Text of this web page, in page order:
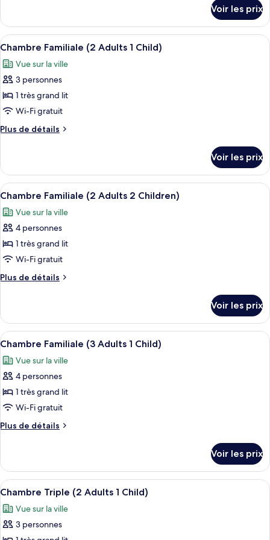
Chambre
Triple
le
type
de
Chambre
Triple
Voir les prix
Afficher
toutes
les
photos
pour
ce
type
de
Chambre
Familiale
(2
Adults
1
Child)
Une chambre d’hôtel avec un lit, un
3
Chambre Familiale (2 Adults 1 Child)
Vue sur la ville
3 personnes
1 très grand lit
Wi-Fi gratuit
Plus de détails
Plus
le
type
de
Chambre
Familiale
Adults
Voir les prix
Afficher
toutes
les
photos
pour
ce
type
de
Chambre
Familiale
(2
Adults
2
Children)
Une chambre d’hôtel avec un lit, un
3
Chambre Familiale (2 Adults 2 Children)
Vue sur la ville
4 personnes
1 très grand lit
Wi-Fi gratuit
Plus de détails
Plus
le
type
de
Chambre
Familiale
Adults
2
Voir les prix
Afficher
toutes
les
photos
pour
ce
type
de
Chambre
Familiale
(3
Adults
1
Child)
Une chambre d’hôtel avec un lit, un
3
Chambre Familiale (3 Adults 1 Child)
Vue sur la ville
4 personnes
1 très grand lit
Wi-Fi gratuit
Plus de détails
Plus
le
type
de
Chambre
Familiale
Voir les prix
Afficher
toutes
les
photos
Une chambre d’hôtel avec un
5
Chambre Triple (2 Adults 1 Child)
Vue sur la ville
3 personnes